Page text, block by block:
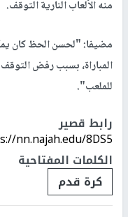
منه الألعاب النارية التوقف.
مضيفا: "لحسن الحظ كان
المباراة، بسبب رفض
للملعب".
رابط قصير
nn.najah.edu/8DS5/
الكلمات المفتاحية
كرة قدم